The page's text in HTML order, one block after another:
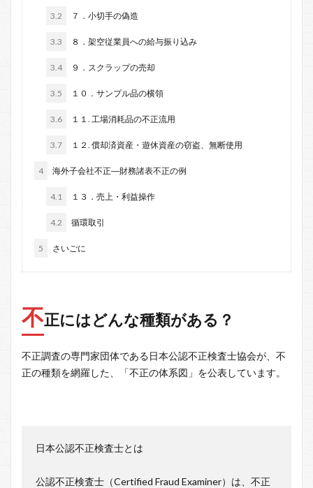
3.2 ７．小切手の偽造
3.3 ８．架空従業員への給与振り込み
3.4 ９．スクラップの売却
3.5 １０．サンプル品の横領
3.6 １１. 工場消耗品の不正流用
3.7 １２. 償却済資産・遊休資産の窃盗、無断使用
4 海外子会社不正―財務諸表不正の例
4.1 １３．売上・利益操作
4.2 循環取引
5 さいごに
不正にはどんな種類がある？
不正調査の専門家団体である日本公認不正検査士協会が、不
正の種類を網羅した、「不正の体系図」を公表しています。
日本公認不正検査士とは
公認不正検査士（Certified Fraud Examiner）は、不正